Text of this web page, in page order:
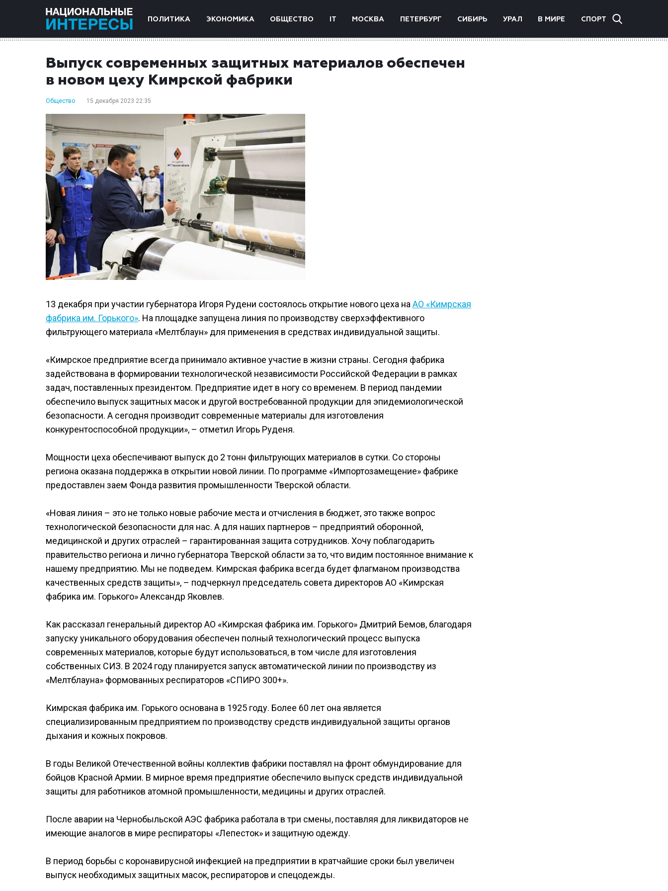
ПОЛИТИКА ЭКОНОМИКА ОБЩЕСТВО IT МОСКВА ПЕТЕРБУРГ СИБИРЬ УРАЛ В МИРЕ СПОРТ
Выпуск современных защитных материалов обеспечен
в новом цеху Кимрской фабрики
Общество 15 декабря 2023 22:35
13 декабря при участии губернатора Игоря Рудени состоялось открытие нового цеха на АО «Кимрская
фабрика им. Горького». На площадке запущена линия по производству сверхэффективного
фильтрующего материала «Мелтблаун» для применения в средствах индивидуальной защиты.
«Кимрское предприятие всегда принимало активное участие в жизни страны. Сегодня фабрика
задействована в формировании технологической независимости Российской Федерации в рамках
задач, поставленных президентом. Предприятие идет в ногу со временем. В период пандемии
обеспечило выпуск защитных масок и другой востребованной продукции для эпидемиологической
безопасности. А сегодня производит современные материалы для изготовления
конкурентоспособной продукции», – отметил Игорь Руденя.
Мощности цеха обеспечивают выпуск до 2 тонн фильтрующих материалов в сутки. Со стороны
региона оказана поддержка в открытии новой линии. По программе «Импортозамещение» фабрике
предоставлен заем Фонда развития промышленности Тверской области.
«Новая линия – это не только новые рабочие места и отчисления в бюджет, это также вопрос
технологической безопасности для нас. А для наших партнеров – предприятий оборонной,
медицинской и других отраслей – гарантированная защита сотрудников. Хочу поблагодарить
правительство региона и лично губернатора Тверской области за то, что видим постоянное внимание к
нашему предприятию. Мы не подведем. Кимрская фабрика всегда будет флагманом производства
качественных средств защиты», – подчеркнул председатель совета директоров АО «Кимрская
фабрика им. Горького» Александр Яковлев.
Как рассказал генеральный директор АО «Кимрская фабрика им. Горького» Дмитрий Бемов, благодаря
запуску уникального оборудования обеспечен полный технологический процесс выпуска
современных материалов, которые будут использоваться, в том числе для изготовления
собственных СИЗ. В 2024 году планируется запуск автоматической линии по производству из
«Мелтблауна» формованных респираторов «СПИРО 300+».
Кимрская фабрика им. Горького основана в 1925 году. Более 60 лет она является
специализированным предприятием по производству средств индивидуальной защиты органов
дыхания и кожных покровов.
В годы Великой Отечественной войны коллектив фабрики поставлял на фронт обмундирование для
бойцов Красной Армии. В мирное время предприятие обеспечило выпуск средств индивидуальной
защиты для работников атомной промышленности, медицины и других отраслей.
После аварии на Чернобыльской АЭС фабрика работала в три смены, поставляя для ликвидаторов не
имеющие аналогов в мире респираторы «Лепесток» и защитную одежду.
В период борьбы с коронавирусной инфекцией на предприятии в кратчайшие сроки был увеличен
выпуск необходимых защитных масок, респираторов и спецодежды.